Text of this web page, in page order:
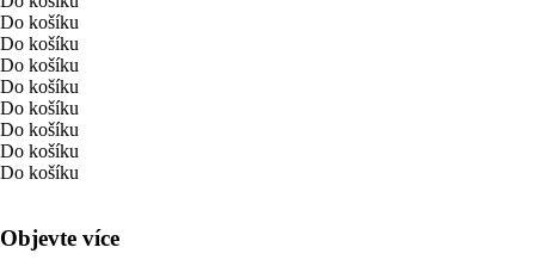
Do košíku
Do košíku
Do košíku
Do košíku
Do košíku
Do košíku
Do košíku
Do košíku
Objevte více